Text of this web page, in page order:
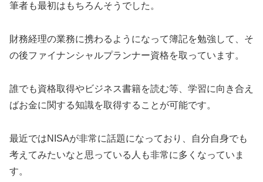
筆者も最初はもちろんそうでした。
財務経理の業務に携わるようになって簿記を勉強して、そ
の後ファイナンシャルプランナー資格を取っています。
誰でも資格取得やビジネス書籍を読む等、学習に向き合え
ばお金に関する知識を取得することが可能です。
最近ではNISAが非常に話題になっており、自分自身でも
考えてみたいなと思っている人も非常に多くなっていま
す。